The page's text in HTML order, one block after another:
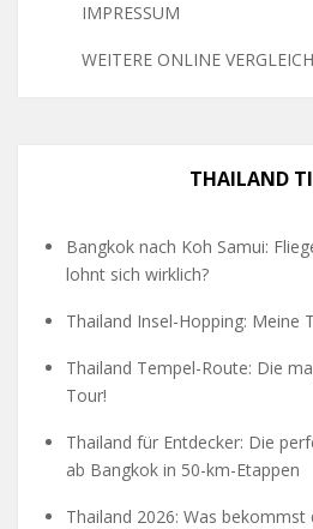
IMPRESSUM
WEITERE ONLINE
THAILAND
Bangkok nach Koh Samui:
lohnt sich wirklich?
Thailand Insel-Hopping: Meine
Thailand Tempel-Route: Die
Tour!
Thailand für Entdecker: Die
ab Bangkok in 50-km-Etappen
Thailand 2026: Was bekommst